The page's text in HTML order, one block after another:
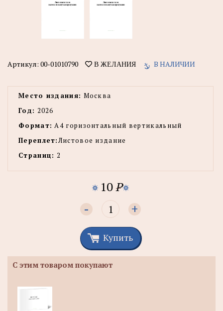
Артикул: 00-01010790 В ЖЕЛАНИЯ В НАЛИЧИИ
Место издания: Москва
Год: 2026
Формат: А4 горизонтальный вертикальный
Переплет:Листовое издание
Страниц: 2
10P
- +
Купить
С этим товаром покупают